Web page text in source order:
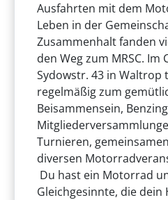
Ausfahrten mit dem
Leben in der
Zusammenhalt fanden
den Weg zum MRSC. Im
Sydowstr. 43 in Waltrop
regelmäßig zum
Beisammensein,
Turnieren,
diversen
Du hast ein Motorrad
Gleichgesinnte, die dein